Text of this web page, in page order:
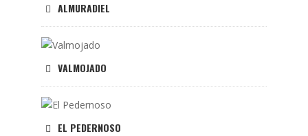
ALMURADIEL
VALMOJADO
EL PEDERNOSO